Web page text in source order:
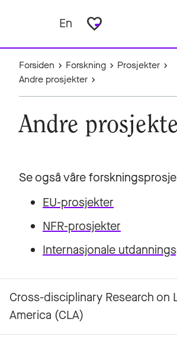
En favorite_border
Forsiden Forskning
Prosjekter
Andre prosjekter
Andre
Se også våre
EU-prosjekter
NFR-prosjekter
Internasjonale
Cross-disciplinary Research on
America (CLA)